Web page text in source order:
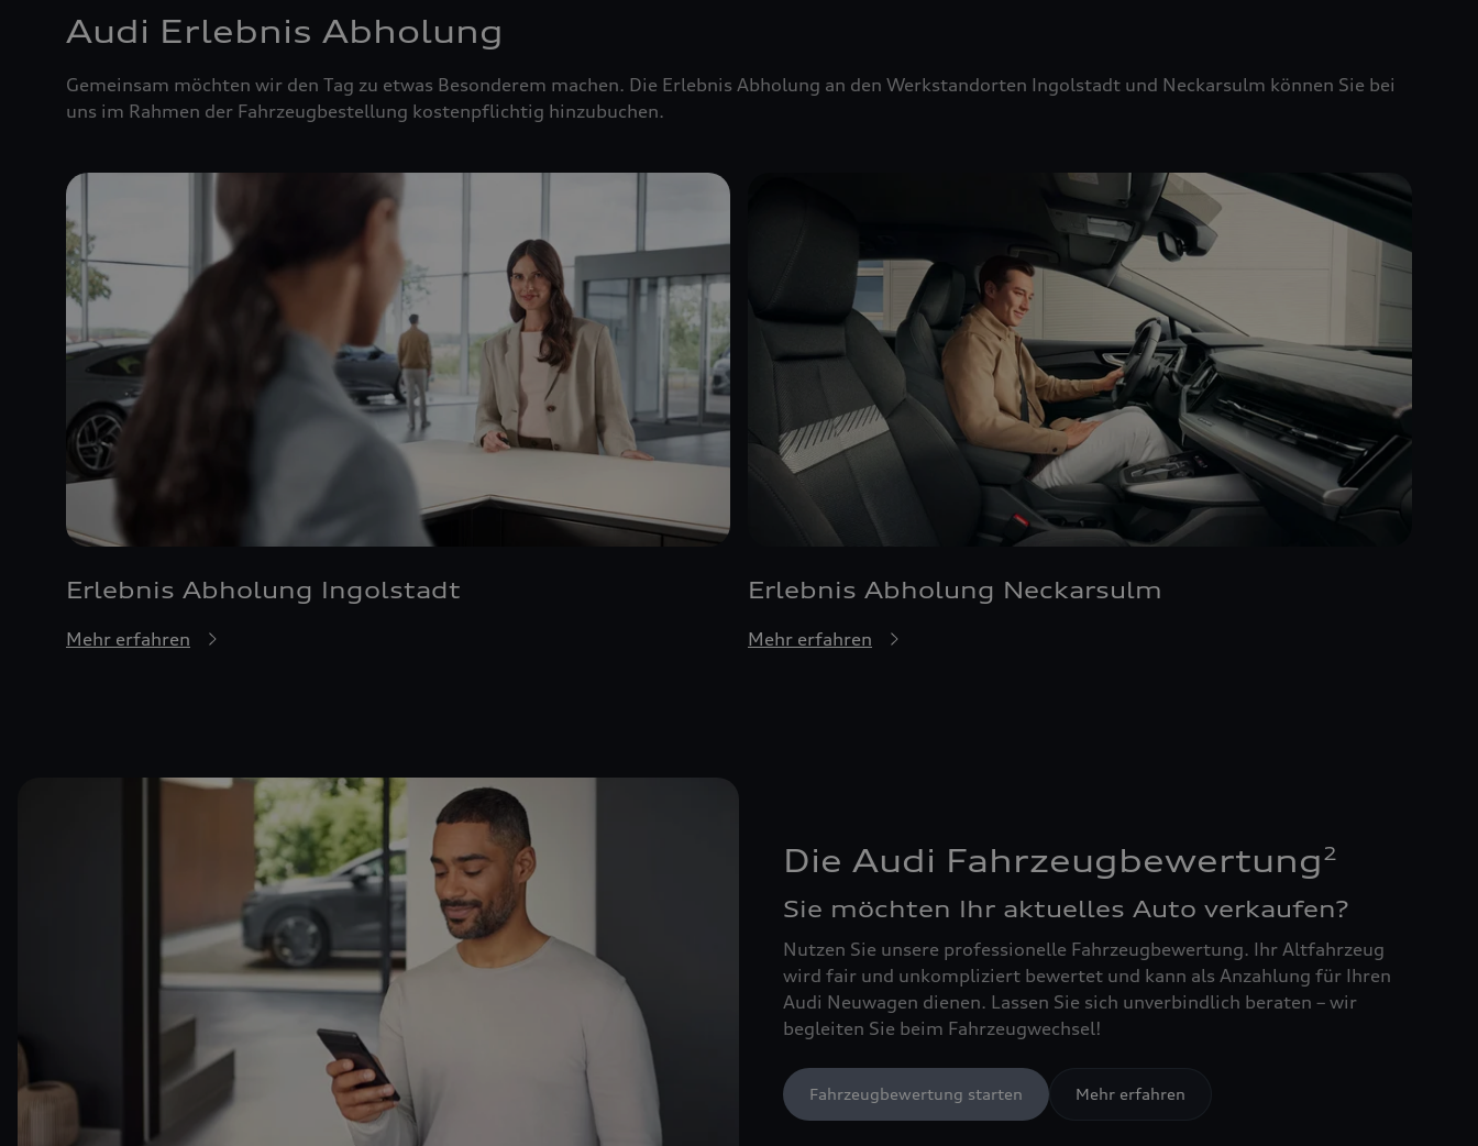
Audi Erlebnis Abholung
Gemeinsam möchten wir den Tag zu etwas Besonderem machen. Die Erlebnis Abholung an den Werkstandorten Ingolstadt und Neckarsulm können Sie bei
uns im Rahmen der Fahrzeugbestellung kostenpflichtig hinzubuchen.
Erlebnis Abholung Ingolstadt
Mehr erfahren
Erlebnis Abholung Neckarsulm
Mehr erfahren
Die Audi Fahrzeugbewertung 2
Sie möchten Ihr aktuelles Auto verkaufen?
Nutzen Sie unsere professionelle Fahrzeugbewertung. Ihr Altfahrzeug
wird fair und unkompliziert bewertet und kann als Anzahlung für Ihren
Audi Neuwagen dienen. Lassen Sie sich unverbindlich beraten – wir
begleiten Sie beim Fahrzeugwechsel!
Fahrzeugbewertung starten Mehr erfahren